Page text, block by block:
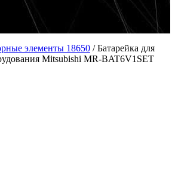
элементы 18650 /Батарейка для
Mitsubishi MR-BAT6V1SET